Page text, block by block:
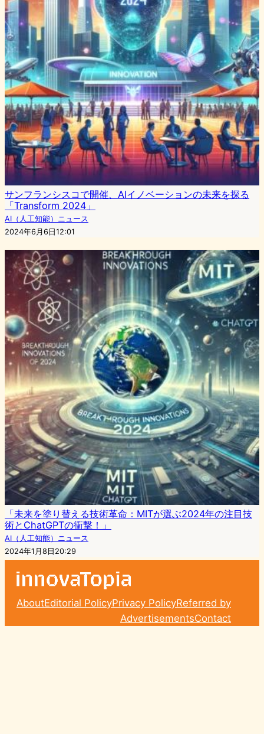
サンフランシスコで開催、AIイノベーションの未来を探る
「Transform 2024」
AI（人工知能）ニュース
2024年6月6日12:01
「未来を塗り替える技術革命：MITが選ぶ2024年の注目技
術とChatGPTの衝撃！」
AI（人工知能）ニュース
2024年1月8日20:29
AboutEditorial PolicyPrivacy PolicyReferred by
AdvertisementsContact